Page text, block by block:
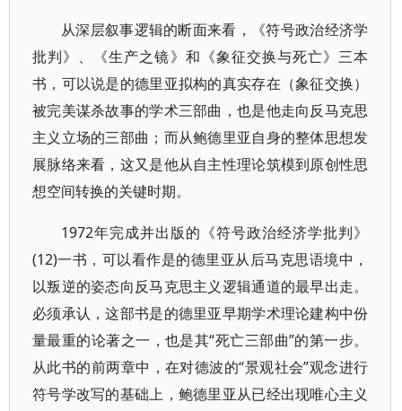
从深层叙事逻辑的断面来看，《符号政治经济学
批判》、《生产之镜》和《象征交换与死亡》三本
书，可以说是的德里亚拟构的真实存在（象征交换）
被完美谋杀故事的学术三部曲，也是他走向反马克思
主义立场的三部曲；而从鲍德里亚自身的整体思想发
展脉络来看，这又是他从自主性理论筑模到原创性思
想空间转换的关键时期。
1972年完成并出版的《符号政治经济学批判》
(12)一书，可以看作是的德里亚从后马克思语境中，
以叛逆的姿态向反马克思主义逻辑通道的最早出走。
必须承认，这部书是的德里亚早期学术理论建构中份
量最重的论著之一，也是其“死亡三部曲”的第一步。
从此书的前两章中，在对德波的“景观社会”观念进行
符号学改写的基础上，鲍德里亚从已经出现唯心主义